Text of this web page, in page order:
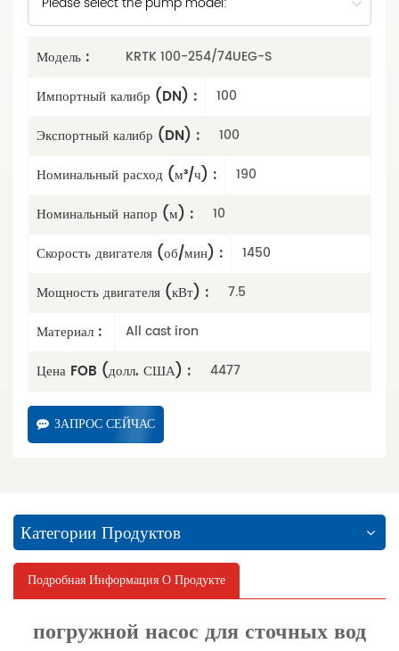
Модель : KRTK 100-254/74UEG-S
Импортный калибр (DN) : 100
Экспортный калибр (DN) : 100
Номинальный расход (м³/ч) : 190
Номинальный напор (м) : 10
Скорость двигателя (об/мин) : 1450
Мощность двигателя (кВт) : 7.5
Материал : All cast iron
Цена FOB (долл. США) : 4477
ЗАПРОС СЕЙЧАС
Категории Продуктов
Подробная Информация О Продукте
погружной насос для сточных вод